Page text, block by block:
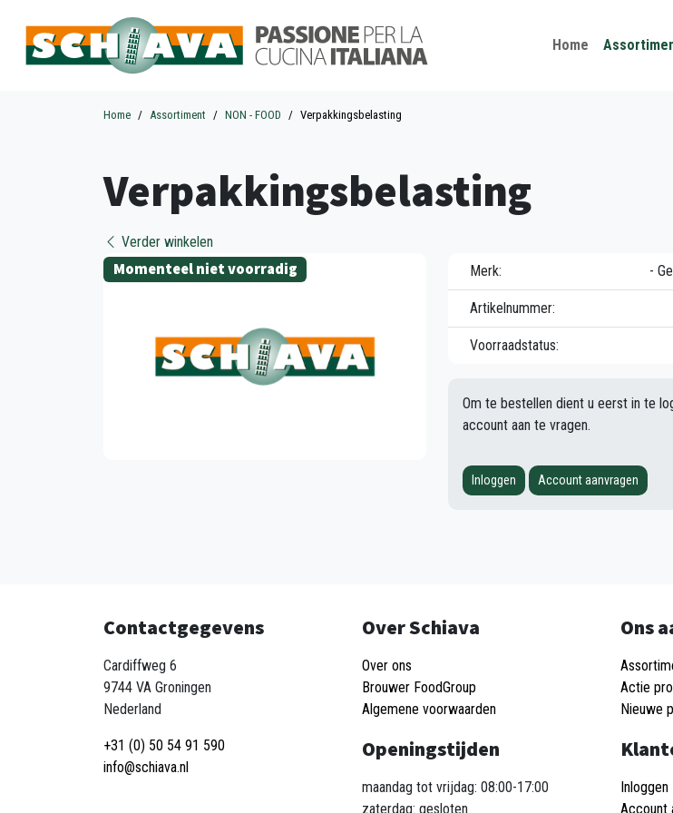
Home
Home Assortiment NON - FOOD Verpakkingsbelasting
Verpakkingsbelasting
Verder winkelen
Momenteel niet voorradig Merk: -
Artikelnummer:
Voorraadstatus:
Om te bestellen dient u eerst in te
account aan te vragen.
Inloggen Account aanvragen
Contactgegevens
Cardiffweg 6
9744 VA Groningen
Nederland
+31 (0) 50 54 91 590
info@schiava.nl
Over Schiava
Over ons
Brouwer FoodGroup
Algemene voorwaarden
Openingstijden
maandag tot vrijdag: 08:00-17:00
zaterdag: gesloten
Ons
Actie
Nieuwe
Inloggen
Account